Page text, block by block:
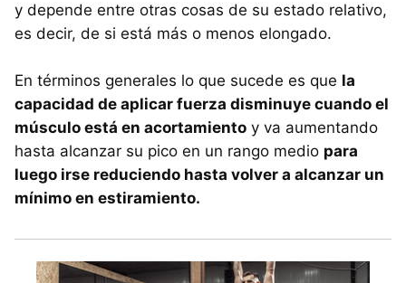
y depende entre otras cosas de su estado relativo,
es decir, de si está más o menos elongado.
En términos generales lo que sucede es que la
capacidad de aplicar fuerza disminuye cuando el
músculo está en acortamiento y va aumentando
hasta alcanzar su pico en un rango medio para
luego irse reduciendo hasta volver a alcanzar un
mínimo en estiramiento.